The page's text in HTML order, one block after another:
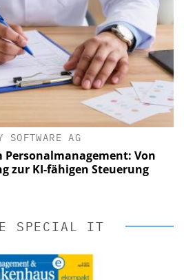
AG
Von
Steuerung
SPECIAL IT